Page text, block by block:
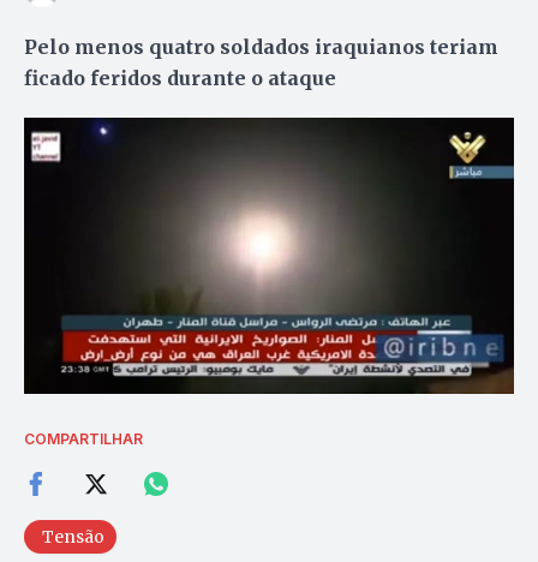
Pelo menos quatro soldados iraquianos teriam
ficado feridos durante o ataque
COMPARTILHAR
Tensão